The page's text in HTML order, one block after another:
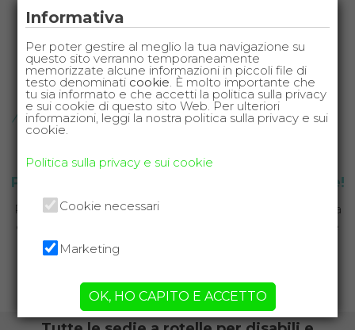
Prenota la sedia a rotelle per le tue vacanze!
Parti senza pensieri, la sedia a rotelle ti verrà consegnata
e ritirata presso la struttura ricettiva che hai scelto per le
CHIAMA ORA
Informativa
Per poter gestire al meglio la tua navigazione su
questo sito verranno temporaneamente
memorizzate alcune informazioni in piccoli file di
testo denominati cookie. È molto importante che
tu sia informato e che accetti la politica sulla privacy
e sui cookie di questo sito Web. Per ulteriori
informazioni, leggi la nostra politica sulla privacy e sui
cookie.
Politica sulla privacy e sui cookie
Cookie necessari
Marketing
OK, HO CAPITO E ACCETTO